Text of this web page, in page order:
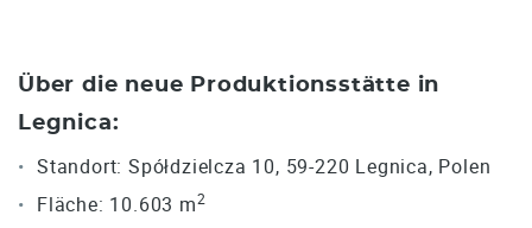
Über die neue Produktionsstätte in
Legnica:
Standort: Spółdzielcza 10, 59-220 Legnica, Polen
Fläche: 10.603 m2